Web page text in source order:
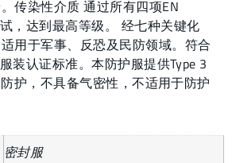
传染性介质 通过所有四项EN
，达到最高等级。 经七种关键化
用于军事、反恐及民防领域。符合
装认证标准。本防护服提供Type 3
护，不具备气密性，不适用于防护
密封服